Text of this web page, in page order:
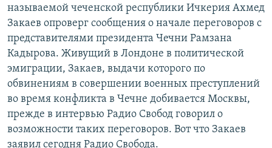
называемой чеченской республики Ичкерия Ахмед
Закаев опроверг сообщения о начале переговоров с
представителями президента Чечни Рамзана
Кадырова. Живущий в Лондоне в политической
эмиграции, Закаев, выдачи которого по
обвинениям в совершении военных преступлений
во время конфликта в Чечне добивается Москвы,
прежде в интервью Радио Свобод говорил о
возможности таких переговоров. Вот что Закаев
заявил сегодня Радио Свобода.